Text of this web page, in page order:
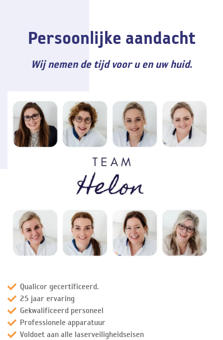
Persoonlijke aandacht
Wij nemen de tijd voor u en uw huid.
Qualicor gecertificeerd.
25 jaar ervaring
Gekwalificeerd personeel
Professionele apparatuur
Voldoet aan alle laserveiligheidseisen